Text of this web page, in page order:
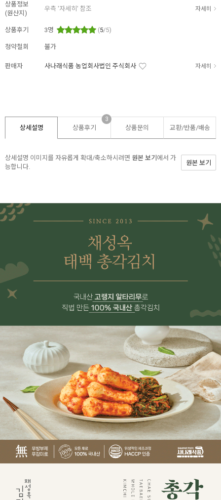
상품정보
(원산지)
우측 '자세히' 참조 자세히
상품후기 3명 (5/5)
청약철회 불가
판매자 사나래식품 농업회사법인 주식회사 자세히
상세설명 상품후기
3
상품문의 교환/반품/배송
상세설명 이미지를 자유롭게 확대/축소하시려면 원본 보기 에서 가
능합니다.
원본 보기